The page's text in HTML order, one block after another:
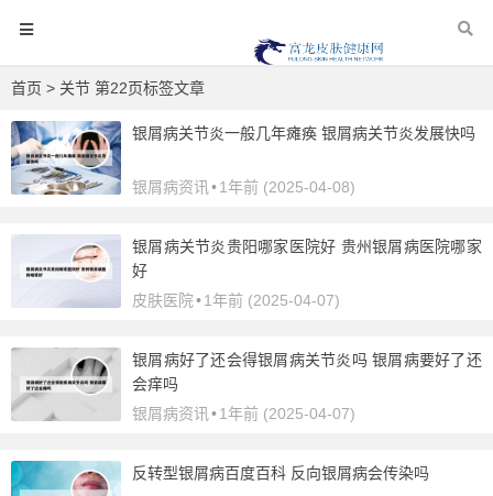
首页 > 关节 第22页标签文章
银屑病关节炎一般几年瘫痪 银屑病关节炎发展快吗
银屑病资讯 •1年前 (2025-04-08)
银屑病关节炎贵阳哪家医院好 贵州银屑病医院哪家
好
皮肤医院•1年前 (2025-04-07)
银屑病好了还会得银屑病关节炎吗 银屑病要好了还
会痒吗
银屑病资讯 •1年前 (2025-04-07)
反转型银屑病百度百科 反向银屑病会传染吗